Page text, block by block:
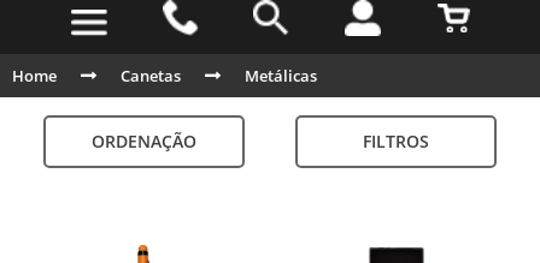
Home Canetas Metálicas
ORDENAÇÃO FILTROS